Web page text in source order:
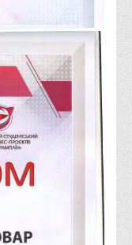
вищої освіти на